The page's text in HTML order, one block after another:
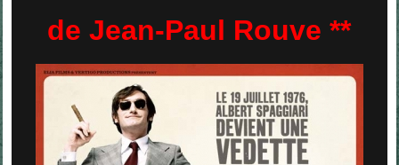
de Jean-Paul Rouve **